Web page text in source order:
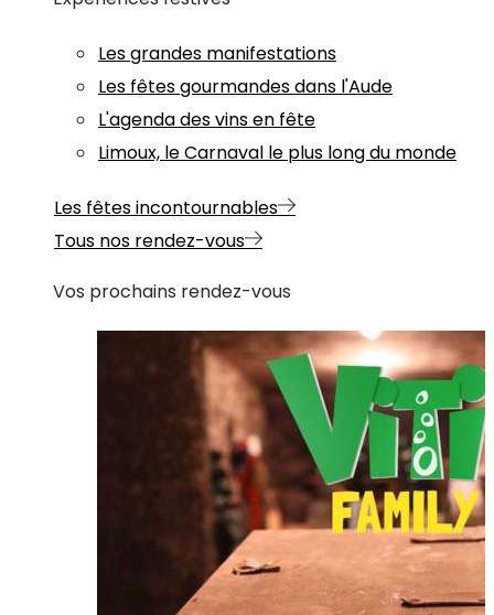
Les grandes manifestations
Les fêtes gourmandes dans l'Aude
L'agenda des vins en fête
Limoux, le Carnaval le plus long du monde
Les fêtes incontournables
Tous nos rendez-vous
Vos prochains rendez-vous